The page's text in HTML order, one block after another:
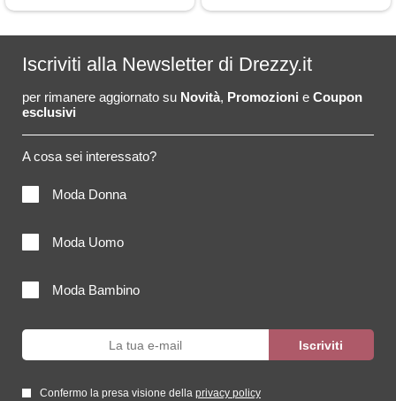
Iscriviti alla Newsletter di Drezzy.it
per rimanere aggiornato su Novità, Promozioni e Coupon
esclusivi
A cosa sei interessato?
Moda Donna
Moda Uomo
Moda Bambino
Confermo la presa visione della privacy policy